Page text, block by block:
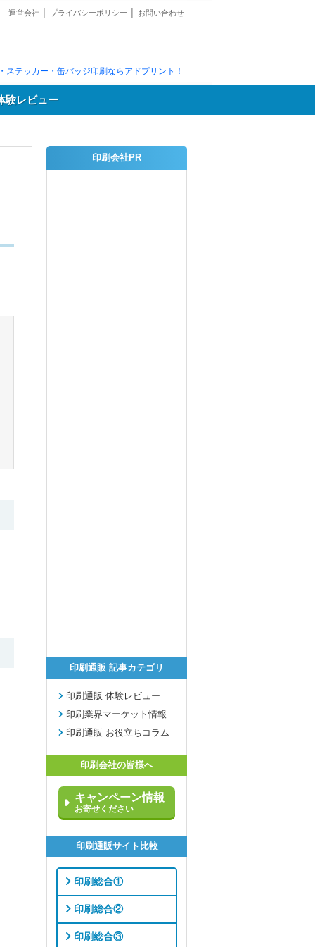
運営会社 プライバシーポリシー お問い合わせ
ステッカー・缶バッジ印刷ならアドプリント！
験レビュー
印刷会社PR
印刷通販 記事カテゴリ
印刷通販 体験レビュー
印刷業界マーケット情報
印刷通販 お役立ちコラム
印刷会社の皆様へ
キャンペーン情報
お寄せください
印刷通販サイト比較
印刷総合①
印刷総合②
印刷総合③